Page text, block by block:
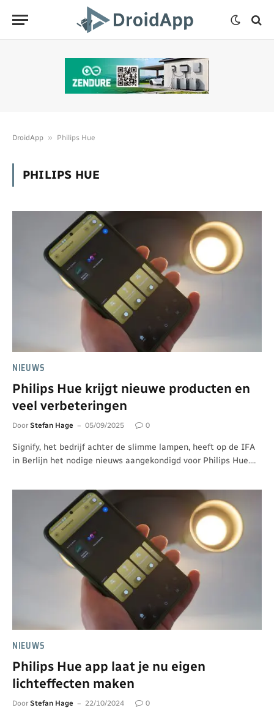
DroidApp » Philips Hue
PHILIPS HUE
NIEUWS
Philips Hue krijgt nieuwe producten en
veel verbeteringen
Door Stefan Hage 05/09/2025 0
Signify, het bedrijf achter de slimme lampen, heeft op de IFA
in Berlijn het nodige nieuws aangekondigd voor Philips Hue.…
NIEUWS
Philips Hue app laat je nu eigen
lichteffecten maken
Door Stefan Hage 22/10/2024 0